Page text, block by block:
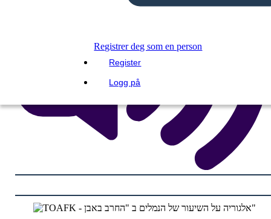
Registrer deg som en person
Register
Logg på